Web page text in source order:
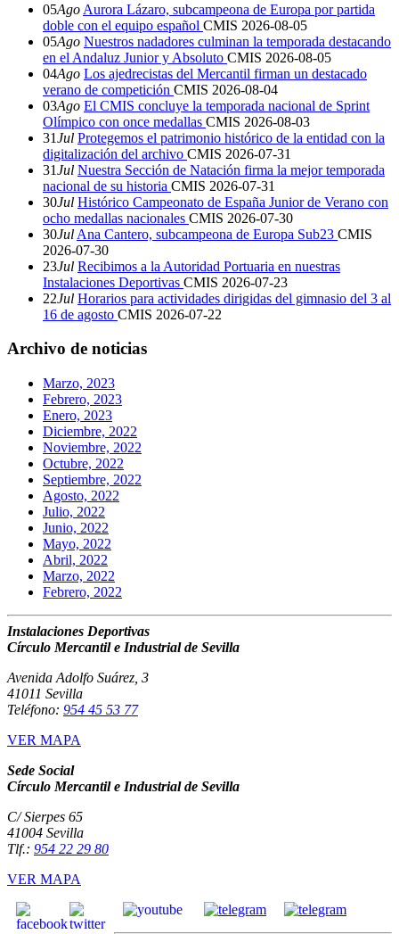
05Ago Aurora Lázaro, subcampeona de Europa por partida
doble con el equipo español CMIS 2026-08-05
05Ago Nuestros nadadores culminan la temporada destacando
en el Andaluz Junior y Absoluto CMIS 2026-08-05
04Ago Los ajedrecistas del Mercantil firman un destacado
verano de competición CMIS 2026-08-04
03Ago El CMIS concluye la temporada nacional de Sprint
Olímpico con once medallas CMIS 2026-08-03
31Jul Protegemos el patrimonio histórico de la entidad con la
digitalización del archivo CMIS 2026-07-31
31Jul Nuestra Sección de Natación firma la mejor temporada
nacional de su historia CMIS 2026-07-31
30Jul Histórico Campeonato de España Junior de Verano con
ocho medallas nacionales CMIS 2026-07-30
30Jul Ana Cantero, subcampeona de Europa Sub23 CMIS
2026-07-30
23Jul Recibimos a la Autoridad Portuaria en nuestras
Instalaciones Deportivas CMIS 2026-07-23
22Jul Horarios para actividades dirigidas del gimnasio del 3 al
16 de agosto CMIS 2026-07-22
Archivo de noticias
Marzo, 2023
Febrero, 2023
Enero, 2023
Diciembre, 2022
Noviembre, 2022
Octubre, 2022
Septiembre, 2022
Agosto, 2022
Julio, 2022
Junio, 2022
Mayo, 2022
Abril, 2022
Marzo, 2022
Febrero, 2022
Instalaciones Deportivas
Círculo Mercantil e Industrial de Sevilla
Avenida Adolfo Suárez, 3
41011 Sevilla
Teléfono: 954 45 53 77
VER MAPA
Sede Social
Círculo Mercantil e Industrial de Sevilla
C/ Sierpes 65
41004 Sevilla
Tlf.: 954 22 29 80
VER MAPA